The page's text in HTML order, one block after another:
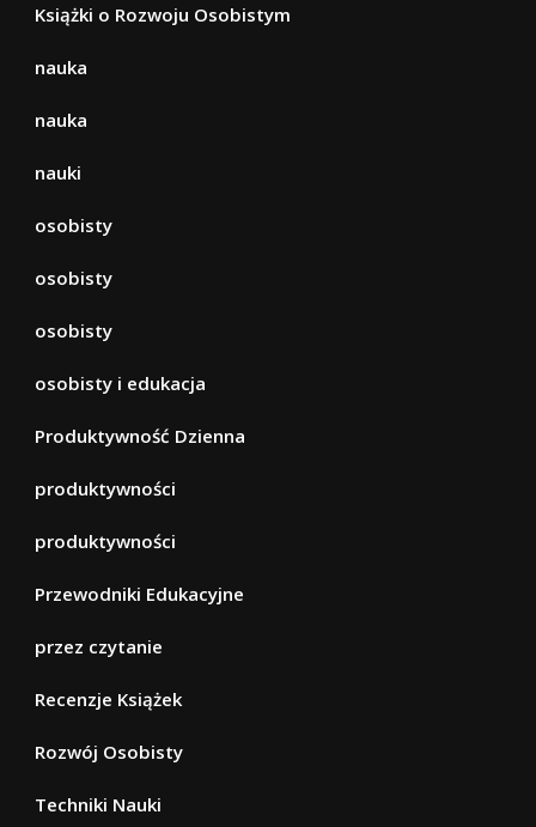
Książki o Rozwoju Osobistym
nauka
nauka
nauki
osobisty
osobisty
osobisty
osobisty i edukacja
Produktywność Dzienna
produktywności
produktywności
Przewodniki Edukacyjne
przez czytanie
Recenzje Książek
Rozwój Osobisty
Techniki Nauki